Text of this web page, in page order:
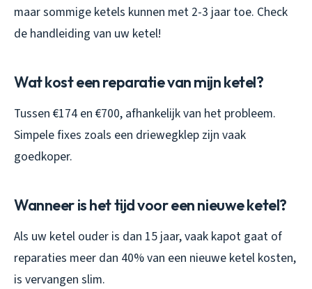
maar sommige ketels kunnen met 2-3 jaar toe. Check
de handleiding van uw ketel!
Wat kost een reparatie van mijn ketel?
Tussen €174 en €700, afhankelijk van het probleem.
Simpele fixes zoals een driewegklep zijn vaak
goedkoper.
Wanneer is het tijd voor een nieuwe ketel?
Als uw ketel ouder is dan 15 jaar, vaak kapot gaat of
reparaties meer dan 40% van een nieuwe ketel kosten,
is vervangen slim.